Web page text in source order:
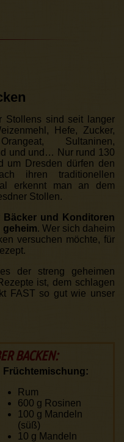
Stollens sind seit langer
Hefe, Zucker,
Sultaninen,
und und… Nur rund 130
um Dresden dürfen den
ihren traditionellen
erkennt man an dem
Stollen.
Bäcker und Konditoren
. Wer sich daheim
versuchen möchte, für
der streng geheimen
ist, dem schlagen
FAST so gut wie unser
BACKEN:
Früchtemischung:
Rum
600 g Rosinen
100 g Mandeln
(süß)
10 g Mandeln